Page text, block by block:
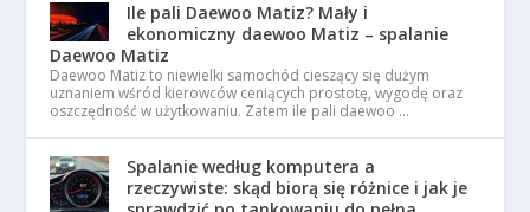
Ile pali Daewoo Matiz? Mały i
ekonomiczny daewoo Matiz – spalanie
Daewoo Matiz
Daewoo Matiz to niewielki samochód cieszący się dużym
uznaniem wśród kierowców ceniących prostotę, wygodę oraz
oszczędność w użytkowaniu. Zatem ile pali daewoo …
Spalanie według komputera a
rzeczywiste: skąd biorą się różnice i jak je